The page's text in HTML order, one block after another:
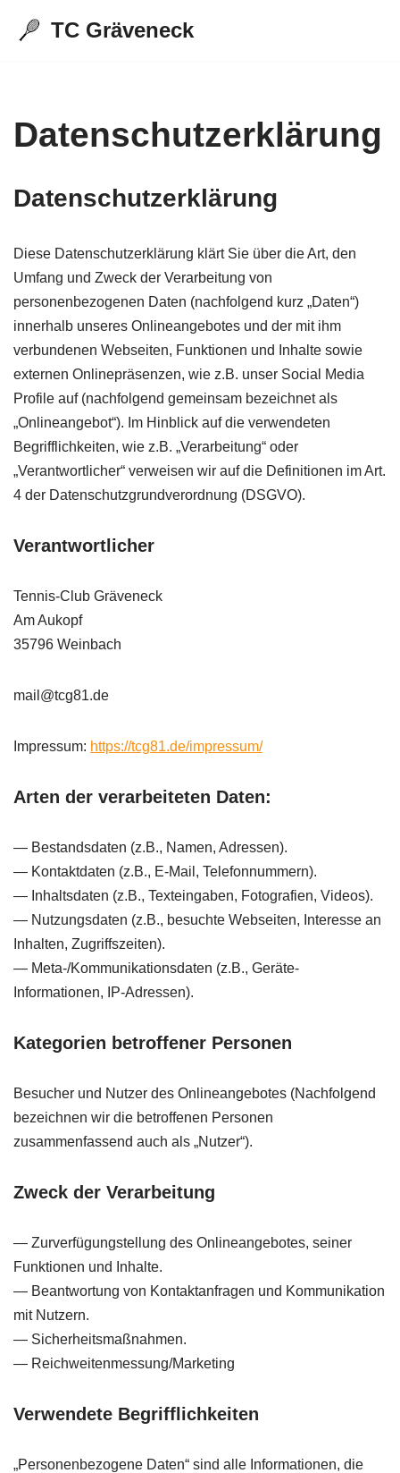
TC Gräveneck
Datenschutzerklärung
Datenschutzerklärung
Diese Datenschutzerklärung klärt Sie über die Art, den
Umfang und Zweck der Verarbeitung von
personenbezogenen Daten (nachfolgend kurz „Daten“)
innerhalb unseres Onlineangebotes und der mit ihm
verbundenen Webseiten, Funktionen und Inhalte sowie
externen Onlinepräsenzen, wie z.B. unser Social Media
Profile auf (nachfolgend gemeinsam bezeichnet als
„Onlineangebot“). Im Hinblick auf die verwendeten
Begrifflichkeiten, wie z.B. „Verarbeitung“ oder
„Verantwortlicher“ verweisen wir auf die Definitionen im Art.
4 der Datenschutzgrundverordnung (DSGVO).
Verantwortlicher
Tennis-Club Gräveneck
Am Aukopf
35796 Weinbach
mail@tcg81.de
Impressum: https://tcg81.de/impressum/
Arten der verarbeiteten Daten:
— Bestandsdaten (z.B., Namen, Adressen).
— Kontaktdaten (z.B., E-Mail, Telefonnummern).
— Inhaltsdaten (z.B., Texteingaben, Fotografien, Videos).
— Nutzungsdaten (z.B., besuchte Webseiten, Interesse an
Inhalten, Zugriffszeiten).
— Meta-/Kommunikationsdaten (z.B., Geräte-
Informationen, IP-Adressen).
Kategorien betroffener Personen
Besucher und Nutzer des Onlineangebotes (Nachfolgend
bezeichnen wir die betroffenen Personen
zusammenfassend auch als „Nutzer“).
Zweck der Verarbeitung
— Zurverfügungstellung des Onlineangebotes, seiner
Funktionen und Inhalte.
— Beantwortung von Kontaktanfragen und Kommunikation
mit Nutzern.
— Sicherheitsmaßnahmen.
— Reichweitenmessung/Marketing
Verwendete Begrifflichkeiten
„Personenbezogene Daten“ sind alle Informationen, die